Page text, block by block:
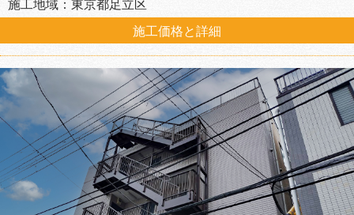
施工地域：東京都足立区
施工価格と詳細